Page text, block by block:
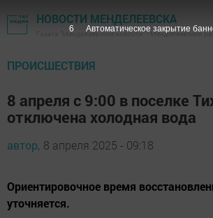
НОВОСТИ МЕНДЕЛЕЕВСКА
Газета "Менделеевские новости" - Менделеевский
ПРОИСШЕСТВИЯ
8 апреля с 9:00 в поселке
отключена холодная вода
автор, 8 апреля 2025 - 09:18
Ориентировочное время
уточняется.
5 Автоматическое закрытие